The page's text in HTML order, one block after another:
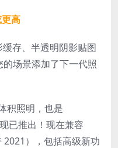
高
存、半透明阴影贴图
场景添加了下一代照
积照明，也是
已推出！现在兼容
），包括高级新功